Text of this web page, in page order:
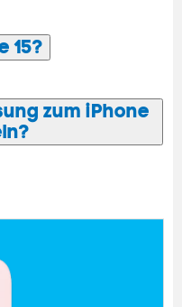
15?
zum iPhone